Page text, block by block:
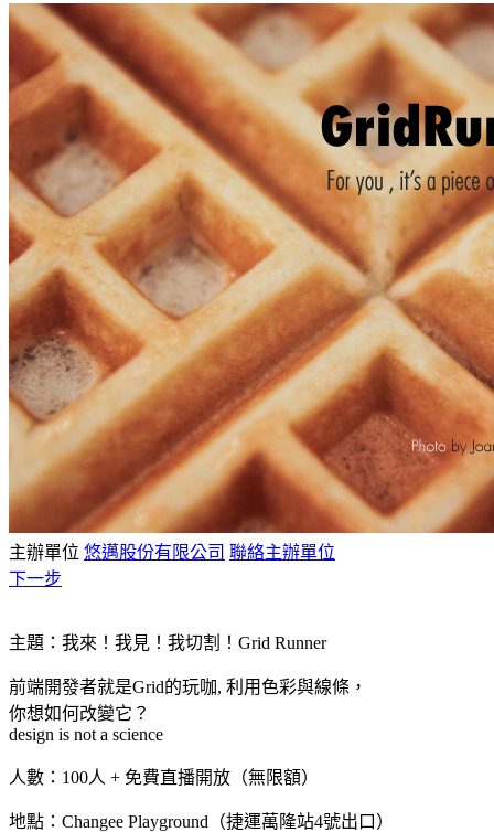
主辦單位 悠邁股份有限公司 聯絡主辦單位
下一步
主題：我來！我見！我切割！Grid Runner
前端開發者就是Grid的玩咖, 利用色彩與線條，
你想如何改變它？
design is not a science
人數：100人 + 免費直播開放（無限額）
地點：Changee Playground（捷運萬隆站4號出口）